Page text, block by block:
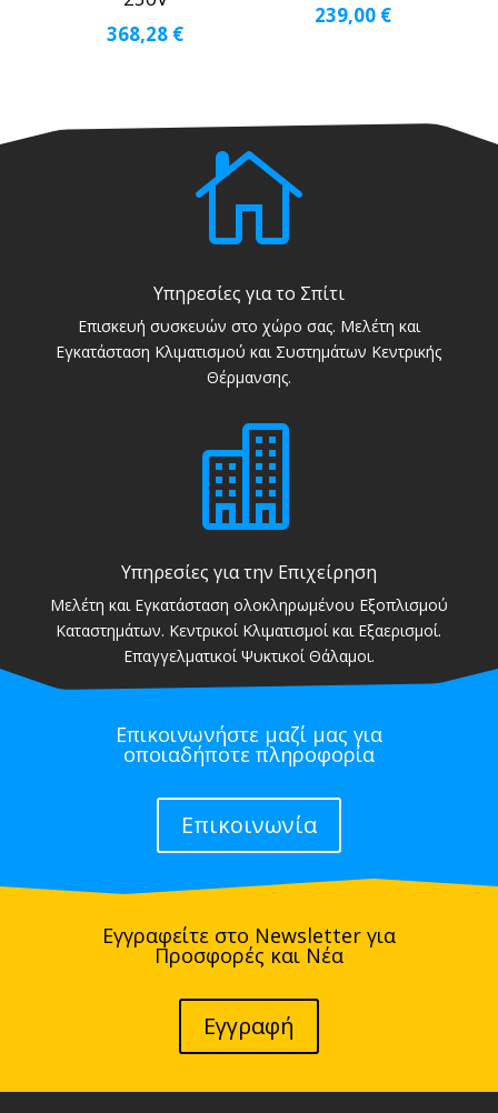
368,28 €
239,00 €

Υπηρεσίες για το Σπίτι
Επισκευή συσκευών στο χώρο σας. Μελέτη και
Εγκατάσταση Κλιματισμού και Συστημάτων Κεντρικής
Θέρμανσης.

Υπηρεσίες για την Επιχείρηση
Μελέτη και Εγκατάσταση ολοκληρωμένου Εξοπλισμού
Καταστημάτων. Κεντρικοί Κλιματισμοί και Εξαερισμοί.
Επαγγελματικοί Ψυκτικοί Θάλαμοι.
Επικοινωνήστε μαζί μας για
οποιαδήποτε πληροφορία
Επικοινωνία
Εγγραφείτε στο Newsletter για
Προσφορές και Νέα
Εγγραφή